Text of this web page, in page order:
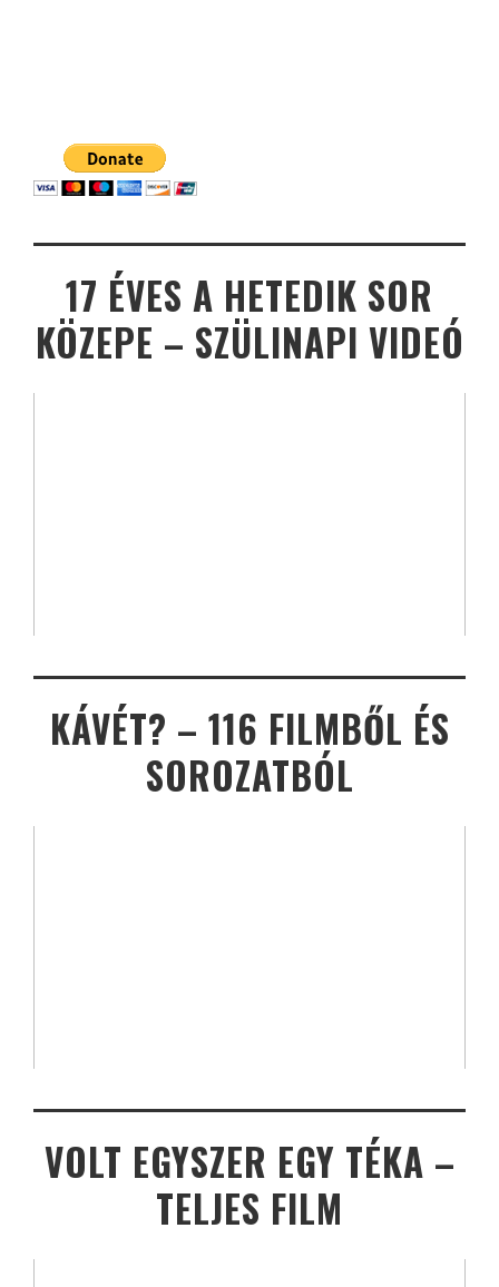
17 ÉVES A HETEDIK SOR
KÖZEPE – SZÜLINAPI VIDEÓ
KÁVÉT? – 116 FILMBŐL ÉS
SOROZATBÓL
VOLT EGYSZER EGY TÉKA –
TELJES FILM